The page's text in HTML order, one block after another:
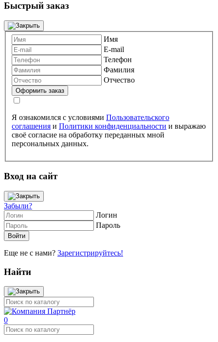
Быстрый заказ
Имя
E-mail
Телефон
Фамилия
Отчество
Я ознакомился с условиями Пользовательского
соглашения и Политики конфиденциальности и выражаю
своё согласие на обработку переданных мной
персональных данных.
Вход на сайт
Забыли?
Логин
Пароль
Еще не с нами? Зарегистрируйтесь!
Найти
0